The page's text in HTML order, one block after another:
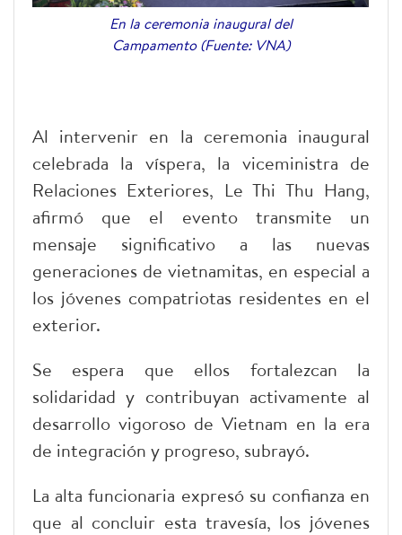
En la ceremonia inaugural del
Campamento (Fuente: VNA)
Al intervenir en la ceremonia inaugural
celebrada la víspera, la viceministra de
Relaciones Exteriores, Le Thi Thu Hang,
afirmó que el evento transmite un
mensaje significativo a las nuevas
generaciones de vietnamitas, en especial a
los jóvenes compatriotas residentes en el
exterior.
Se espera que ellos fortalezcan la
solidaridad y contribuyan activamente al
desarrollo vigoroso de Vietnam en la era
de integración y progreso, subrayó.
La alta funcionaria expresó su confianza en
que al concluir esta travesía, los jóvenes